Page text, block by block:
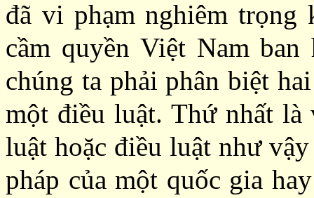
đã vi phạm nghiêm trọng
cầm quyền Việt Nam
chúng ta phải phân biệt
một điều luật. Thứ nhất là
luật hoặc điều luật như
pháp của một quốc gia